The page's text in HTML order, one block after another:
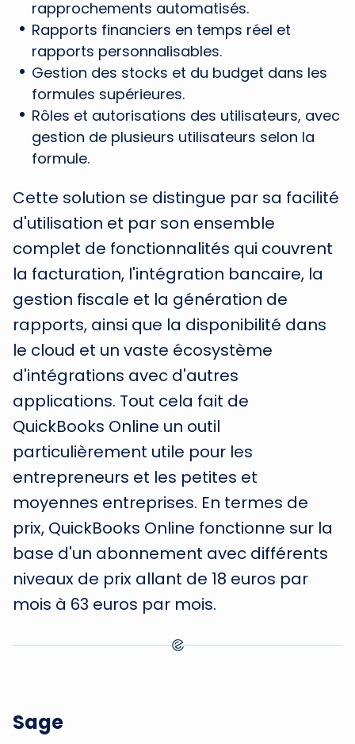
rapprochements automatisés.
Rapports financiers en temps réel et
rapports personnalisables.
Gestion des stocks et du budget dans les
formules supérieures.
Rôles et autorisations des utilisateurs, avec
gestion de plusieurs utilisateurs selon la
formule.
Cette solution se distingue par sa facilité
d'utilisation et par son ensemble
complet de fonctionnalités qui couvrent
la facturation, l'intégration bancaire, la
gestion fiscale et la génération de
rapports, ainsi que la disponibilité dans
le cloud et un vaste écosystème
d'intégrations avec d'autres
applications. Tout cela fait de
QuickBooks Online un outil
particulièrement utile pour les
entrepreneurs et les petites et
moyennes entreprises. En termes de
prix, QuickBooks Online fonctionne sur la
base d'un abonnement avec différents
niveaux de prix allant de 18 euros par
mois à 63 euros par mois.
Sage